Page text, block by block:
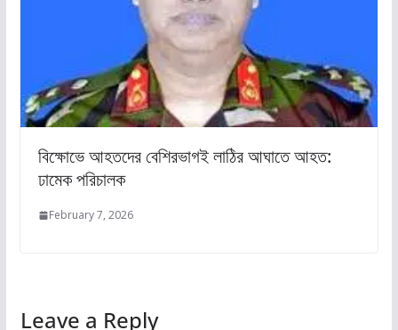
বিক্ষোভে আহতদের বেশিরভাগই লাঠির আঘাতে আহত:
ঢামেক পরিচালক
February 7, 2026
Leave a Reply